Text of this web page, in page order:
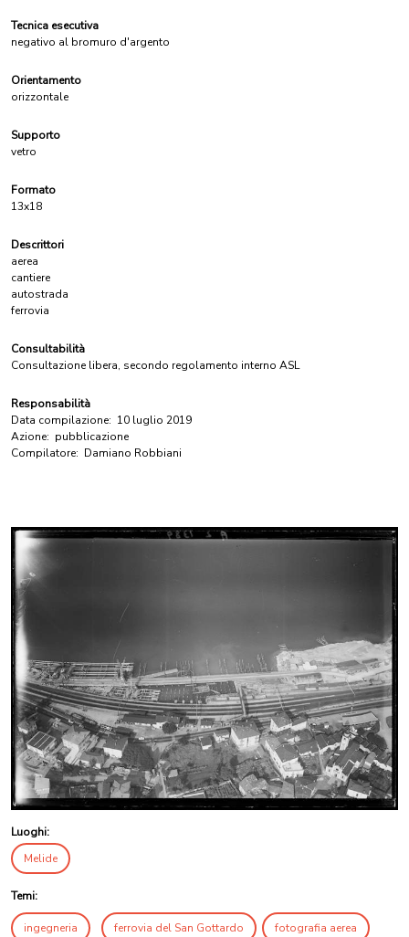
Tecnica esecutiva
negativo al bromuro d'argento
Orientamento
orizzontale
Supporto
vetro
Formato
13x18
Descrittori
aerea
cantiere
autostrada
ferrovia
Consultabilità
Consultazione libera, secondo regolamento interno ASL
Responsabilità
Data compilazione: 10 luglio 2019
Azione: pubblicazione
Compilatore: Damiano Robbiani
Luoghi:
Melide
Temi:
ingegneria ferrovia del San Gottardo fotografia aerea